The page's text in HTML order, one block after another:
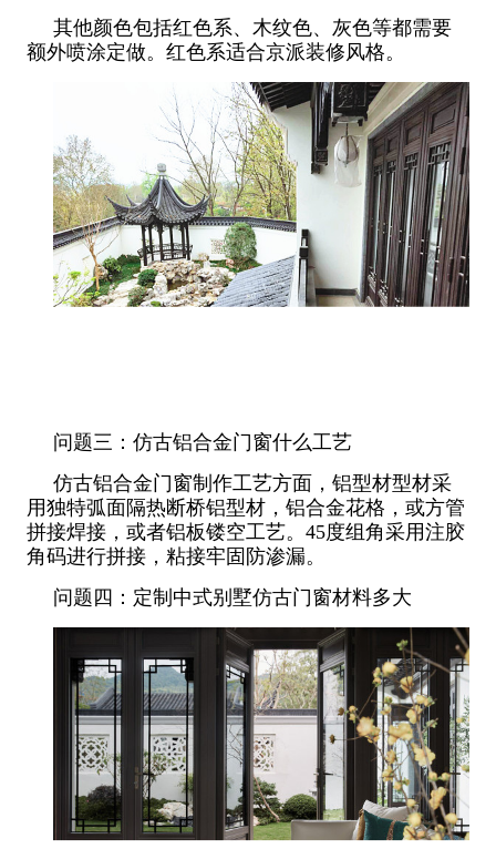
其他颜色包括红色系、木纹色、灰色等都需要
额外喷涂定做。红色系适合京派装修风格。
问题三：仿古铝合金门窗什么工艺
仿古铝合金门窗制作工艺方面，铝型材型材采
用独特弧面隔热断桥铝型材，铝合金花格，或方管
拼接焊接，或者铝板镂空工艺。45度组角采用注胶
角码进行拼接，粘接牢固防渗漏。
问题四：定制中式别墅仿古门窗材料多大